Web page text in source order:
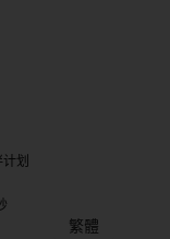
划
繁體